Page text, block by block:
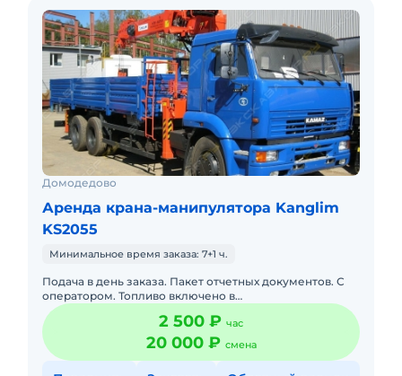
Домодедово
Аренда крана-манипулятора Kanglim
KS2055
Минимальное время заказа: 7+1 ч.
Подача в день заказа. Пакет отчетных документов. С
оператором. Топливо включено в
стоимость.Полноценный бортовой автомобиль Камаз
с собственной кран-манипулятор
2 500 ₽ час
20 000 ₽ смена